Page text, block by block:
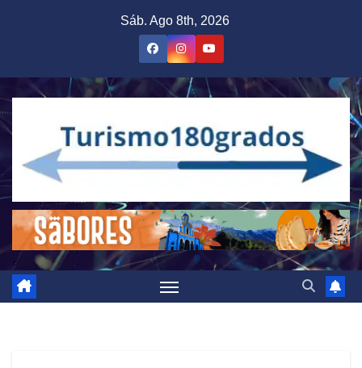
Sáb. Ago 8th, 2026